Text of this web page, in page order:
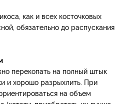
как и всех косточковых
обязательно до распускания
перекопать на полный штык
и хорошо разрыхлить. При
на объем